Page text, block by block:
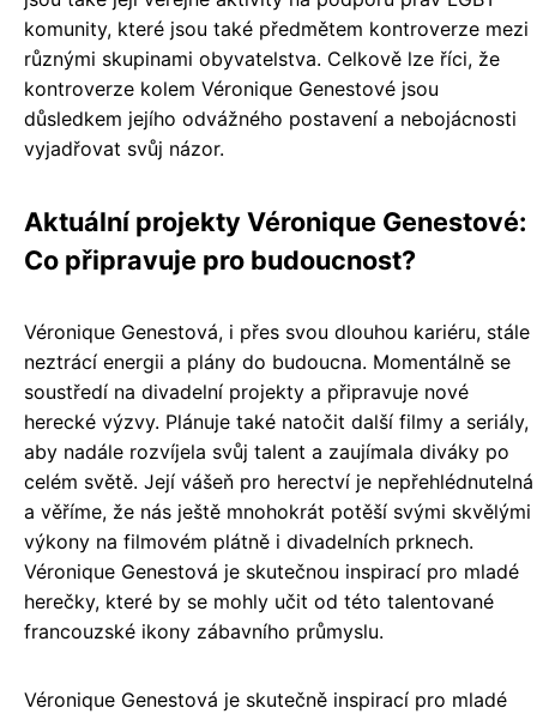
komunity, které jsou také předmětem kontroverze mezi
různými skupinami obyvatelstva. Celkově lze říci, že
kontroverze kolem Véronique Genestové jsou
důsledkem jejího odvážného postavení a nebojácnosti
vyjadřovat svůj názor.
Aktuální projekty Véronique Genestové:
Co připravuje pro budoucnost?
Véronique Genestová, i přes svou dlouhou kariéru, stále
neztrácí energii a plány do budoucna. Momentálně se
soustředí na divadelní projekty a připravuje nové
herecké výzvy. Plánuje také natočit další filmy a seriály,
aby nadále rozvíjela svůj talent a zaujímala diváky po
celém světě. Její vášeň pro herectví je nepřehlédnutelná
a věříme, že nás ještě mnohokrát potěší svými skvělými
výkony na filmovém plátně i divadelních prknech.
Véronique Genestová je skutečnou inspirací pro mladé
herečky, které by se mohly učit od této talentované
francouzské ikony zábavního průmyslu.
Véronique Genestová je skutečně inspirací pro mladé